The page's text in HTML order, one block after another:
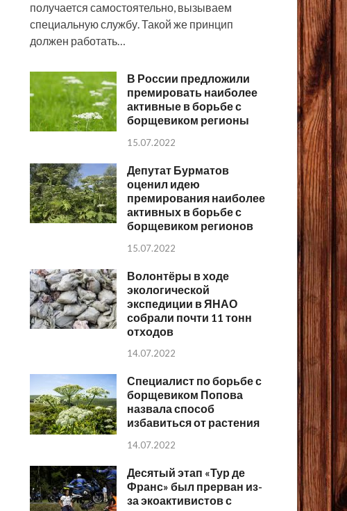
получается самостоятельно, вызываем
специальную службу. Такой же принцип
должен работать…
В России предложили
премировать наиболее
активные в борьбе с
борщевиком регионы
15.07.2022
Депутат Бурматов
оценил идею
премирования наиболее
активных в борьбе с
борщевиком регионов
15.07.2022
Волонтёры в ходе
экологической
экспедиции в ЯНАО
собрали почти 11 тонн
отходов
14.07.2022
Специалист по борьбе с
борщевиком Попова
назвала способ
избавиться от растения
14.07.2022
Десятый этап «Тур де
Франс» был прерван из-
за экоактивистов с